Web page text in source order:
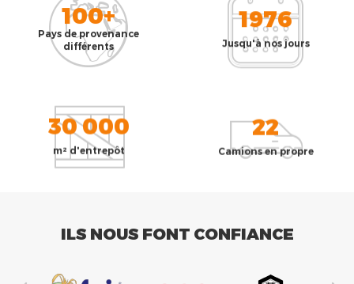
100+
Pays de provenance
différents
1976
Jusqu'à nos jours
30 000
m² d'entrepôt
22
Camions en propre
ILS NOUS FONT CONFIANCE